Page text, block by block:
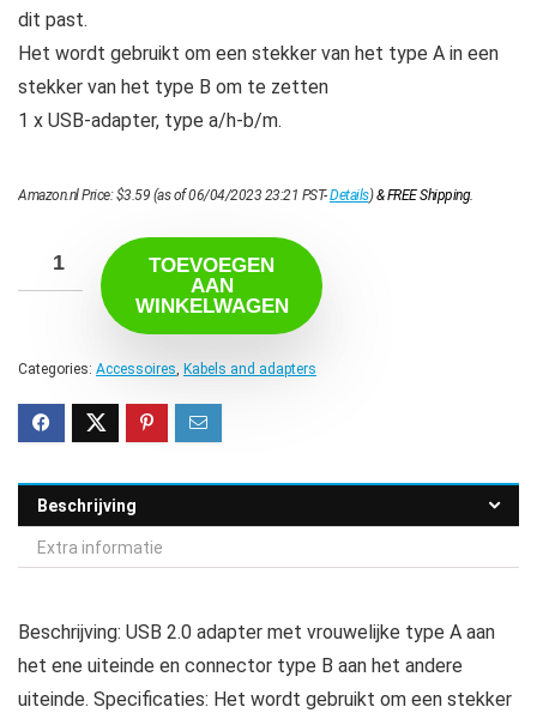
dit past.
Het wordt gebruikt om een stekker van het type A in een
stekker van het type B om te zetten
1 x USB-adapter, type a/h-b/m.
Amazon.nl Price:$3.59 (as of 06/04/2023 23:21 PST-Details)&FREE Shipping.
TOEVOEGEN
AAN
WINKELWAGEN
Categories: Accessoires Kabels and adapters
Beschrijving
Extra informatie
Beschrijving: USB 2.0 adapter met vrouwelijke type A aan
het ene uiteinde en connector type B aan het andere
uiteinde. Specificaties: Het wordt gebruikt om een stekker